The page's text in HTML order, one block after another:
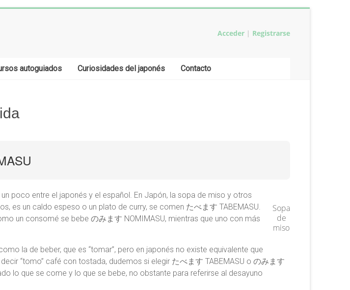
Acceder | Registrarse
autoguiados Curiosidades del japonés Contacto
Sopa
de
miso
poco entre el japonés y el español. En Japón, la sopa de miso y otros
es un caldo espeso o un plato de curry, se comen たべます TABEMASU.
un consomé se bebe のみます NOMIMASU, mientras que uno con más
la de beber, que es “tomar”, pero en japonés no existe equivalente que
“tomo” café con tostada, dudemos si elegir たべます TABEMASU o のみます
lo que se come y lo que se bebe, no obstante para referirse al desayuno